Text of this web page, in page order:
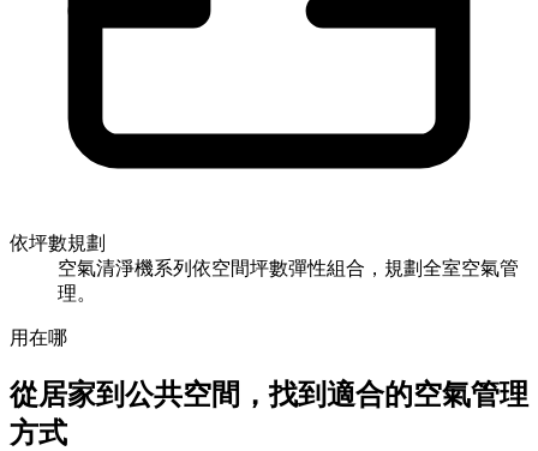
依坪數規劃
空氣清淨機系列依空間坪數彈性組合，規劃全室空氣管
理。
用在哪
從居家到公共空間，找到適合的空氣管理
方式